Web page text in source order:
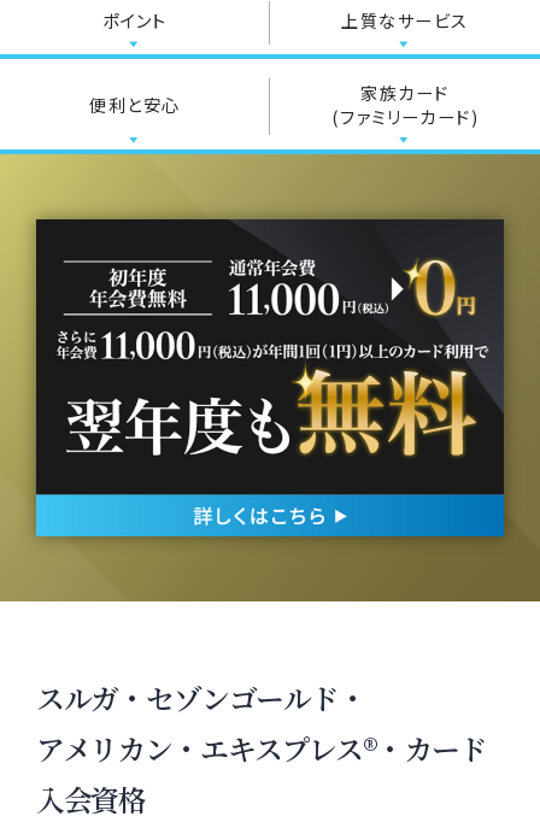
ポイント 上質なサービス
便利と安心
家族カード
(ファミリーカード)
スルガ・セゾンゴールド・
アメリカン・エキスプレス®・カード
入会資格